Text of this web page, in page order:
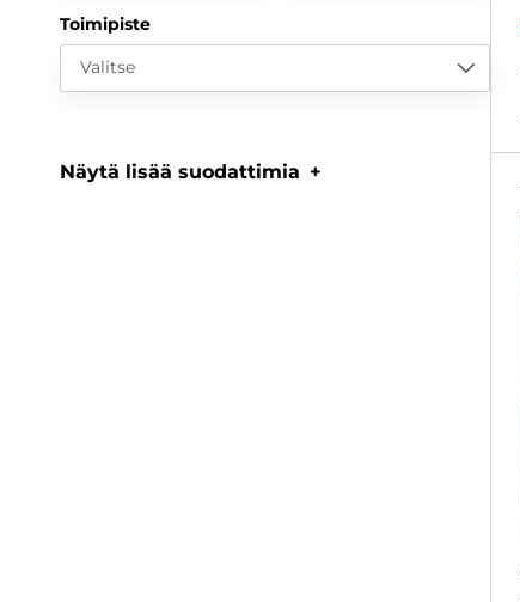
Toimipiste
Valitse
Näytä lisää suodattimia